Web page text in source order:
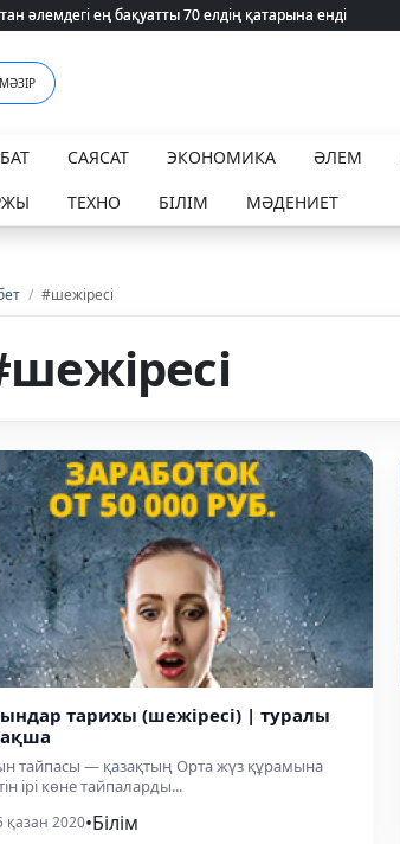
әлемдегі ең бақуатты 70 елдің қатарына енді
әлемдегі ең бақуатты 70 елдің қатарына енді
МӘЗІР
САЯСАТ ЭКОНОМИКА ӘЛЕМ
ТЕХНО БІЛІМ МӘДЕНИЕТ
/ #шежіресі
тарихы (шежіресі) | туралы
тайпасы — қазақтың Орта жүз құрамына
ірі көне тайпаларды...
қазан 2020•Білім